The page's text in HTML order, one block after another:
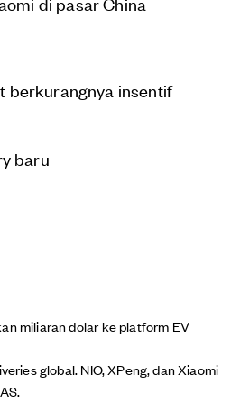
berkurangnya insentif
baru
miliaran dolar ke platform EV
global. NIO, XPeng, dan Xiaomi